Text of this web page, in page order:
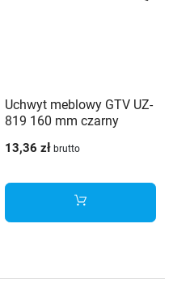
Uchwyt meblowy GTV UZ-
819 160 mm czarny
13,36 zł brutto